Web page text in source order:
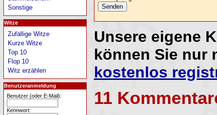
Unsere eigene
können Sie nur
kostenlos
11
Sonstige
Witze
Zufällige Witze
Kurze Witze
Top 10
Flop 10
Witz erzählen
Benutzeranmeldung
Benutzer (oder E-Mail):
Kennwort: